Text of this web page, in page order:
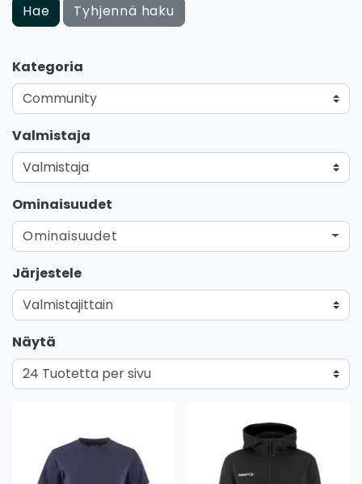
Hae Tyhjennä haku
Kategoria
Valmistaja
Ominaisuudet
Ominaisuudet
Järjestele
Näytä